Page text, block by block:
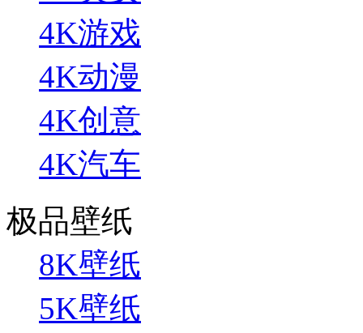
4K游戏
4K动漫
4K创意
4K汽车
极品壁纸
8K壁纸
5K壁纸